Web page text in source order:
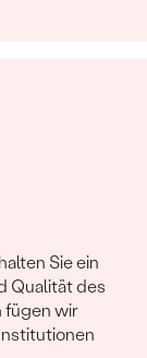
Sie ein
Qualität des
fügen wir